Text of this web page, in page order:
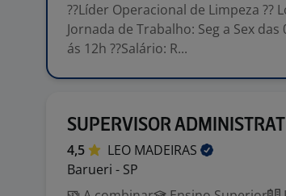
??Líder Operacional de Limpeza ??
Jornada de Trabalho: Seg a Sex
ás 12h ??Salário: R...
SUPERVISOR
4,5 LEO MADEIRAS
Barueri - SP